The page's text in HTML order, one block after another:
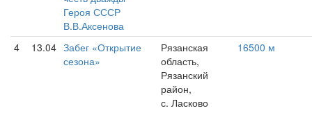
Героя СССР
В.В.Аксенова
4 13.04 Забег «Открытие
сезона»
Рязанская
область,
Рязанский
район,
с. Ласково
16500 м